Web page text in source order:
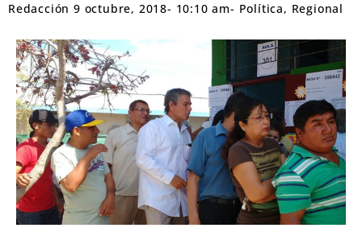
Redacción 9 octubre, 2018- 10:10 am- Política, Regional